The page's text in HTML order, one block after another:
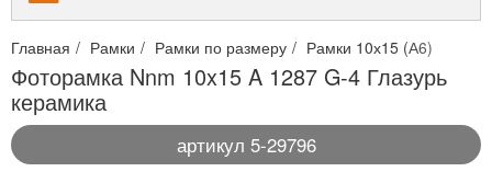
Главная Рамки Рамки по размеру Рамки 10х15 (А6)
Фоторамка Nnm 10x15 A 1287 G-4 Глазурь
керамика
артикул 5-29796